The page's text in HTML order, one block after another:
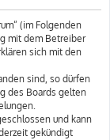
(im Folgenden
mit dem Betreiber
sich mit den
sind, so dürfen
des Boards gelten
und kann
gekündigt